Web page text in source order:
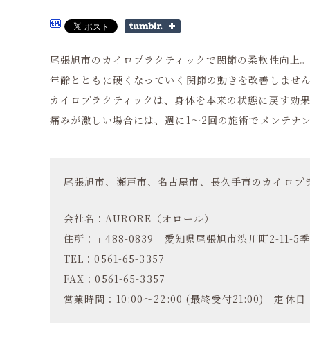
尾張旭市のカイロプラクティックで関節の柔軟性向上。
年齢とともに硬くなっていく関節の動きを改善しませ
カイロプラクティックは、身体を本来の状態に戻す効
痛みが激しい場合には、週に1～2回の施術でメンテナ
尾張旭市、瀬戸市、名古屋市、長久手市のカイロ
会社名：AURORE（オロール）
住所：〒488-0839 愛知県尾張旭市渋川町2-11-5
TEL：0561-65-3357
FAX：0561-65-3357
営業時間：10:00～22:00 (最終受付21:00) 定休日